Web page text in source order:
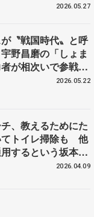
2026.05.27
〝戦国時代〟と呼
野昌磨の「しょま
者が相次いで参戦
2026.05.22
、教えるためにた
てトイレ掃除も 他
するという坂本花
2026.04.09